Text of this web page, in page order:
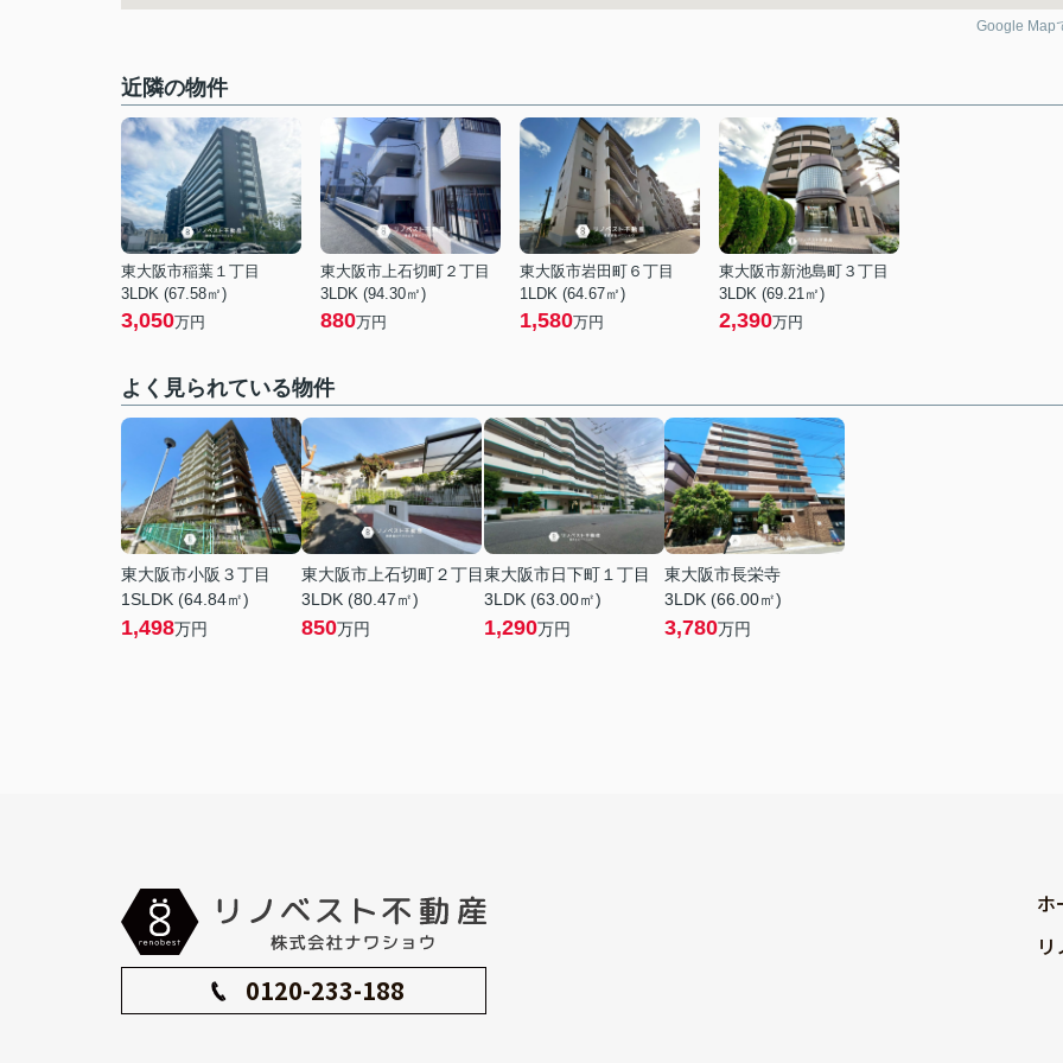
Google Map
近隣の物件
東大阪市稲葉１丁目
3LDK (67.58㎡)
3,050万円
東大阪市上石切町２丁目
3LDK (94.30㎡)
880万円
東大阪市岩田町６丁目
1LDK (64.67㎡)
1,580万円
東大阪市新池島町３丁目
3LDK (69.21㎡)
2,390万円
よく見られている物件
東大阪市小阪３丁目
1SLDK (64.84㎡)
1,498万円
東大阪市上石切町２丁目
3LDK (80.47㎡)
850万円
東大阪市日下町１丁目
3LDK (63.00㎡)
1,290万円
東大阪市長栄寺
3LDK (66.00㎡)
3,780万円
0120-233-188
ホ